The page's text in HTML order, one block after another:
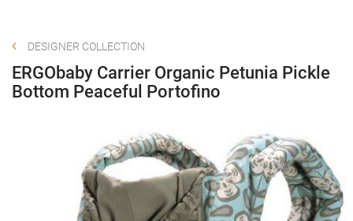
DESIGNER COLLECTION
ERGObaby Carrier Organic Petunia Pickle
Bottom Peaceful Portofino